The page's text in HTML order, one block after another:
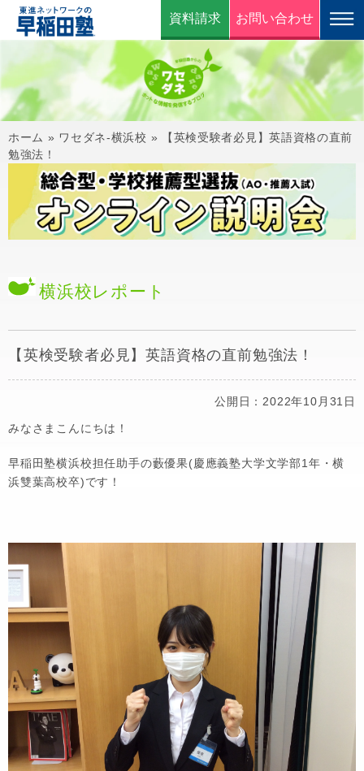
資料請求 お問い合わせ
ホーム » ワセダネ-横浜校 »
【英検受験者必見】英語資格の直前
勉強法！
横浜校レポート
【英検受験者必見】英語資格の直前勉強法！
公開日：2022年10月31日
みなさまこんにちは！
早稲田塾横浜校担任助手の藪優果(慶應義塾大学文学部1年・横
浜雙葉高校卒)です！